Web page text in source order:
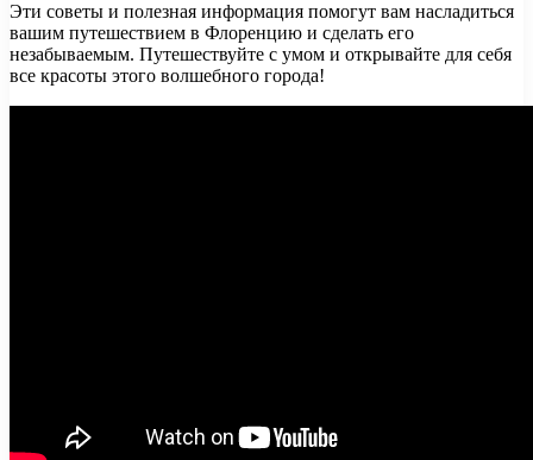
Эти советы и полезная информация помогут вам насладиться
вашим путешествием в Флоренцию и сделать его
незабываемым. Путешествуйте с умом и открывайте для себя
все красоты этого волшебного города!